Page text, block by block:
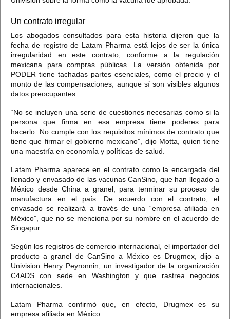
Un contrato irregular
Los abogados consultados para esta historia dijeron que la
fecha de registro de Latam Pharma está lejos de ser la única
irregularidad en este contrato, conforme a la regulación
mexicana para compras públicas. La versión obtenida por
PODER tiene tachadas partes esenciales, como el precio y el
monto de las compensaciones, aunque sí son visibles algunos
datos preocupantes.
“No se incluyen una serie de cuestiones necesarias como si la
persona que firma en esa empresa tiene poderes para
hacerlo. No cumple con los requisitos mínimos de contrato que
tiene que firmar el gobierno mexicano”, dijo Motta, quien tiene
una maestría en economía y políticas de salud.
Latam Pharma aparece en el contrato como la encargada del
llenado y envasado de las vacunas CanSino, que han llegado a
México desde China a granel, para terminar su proceso de
manufactura en el país. De acuerdo con el contrato, el
envasado se realizará a través de una “empresa afiliada en
México”, que no se menciona por su nombre en el acuerdo de
Singapur.
Según los registros de comercio internacional, el importador del
producto a granel de CanSino a México es Drugmex, dijo a
Univision Henry Peyronnin, un investigador de la organización
C4ADS con sede en Washington y que rastrea negocios
internacionales.
Latam Pharma confirmó que, en efecto, Drugmex es su
empresa afiliada en México.